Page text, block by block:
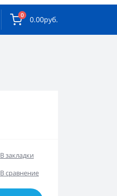
0 0.00руб.
В закладки
В сравнение